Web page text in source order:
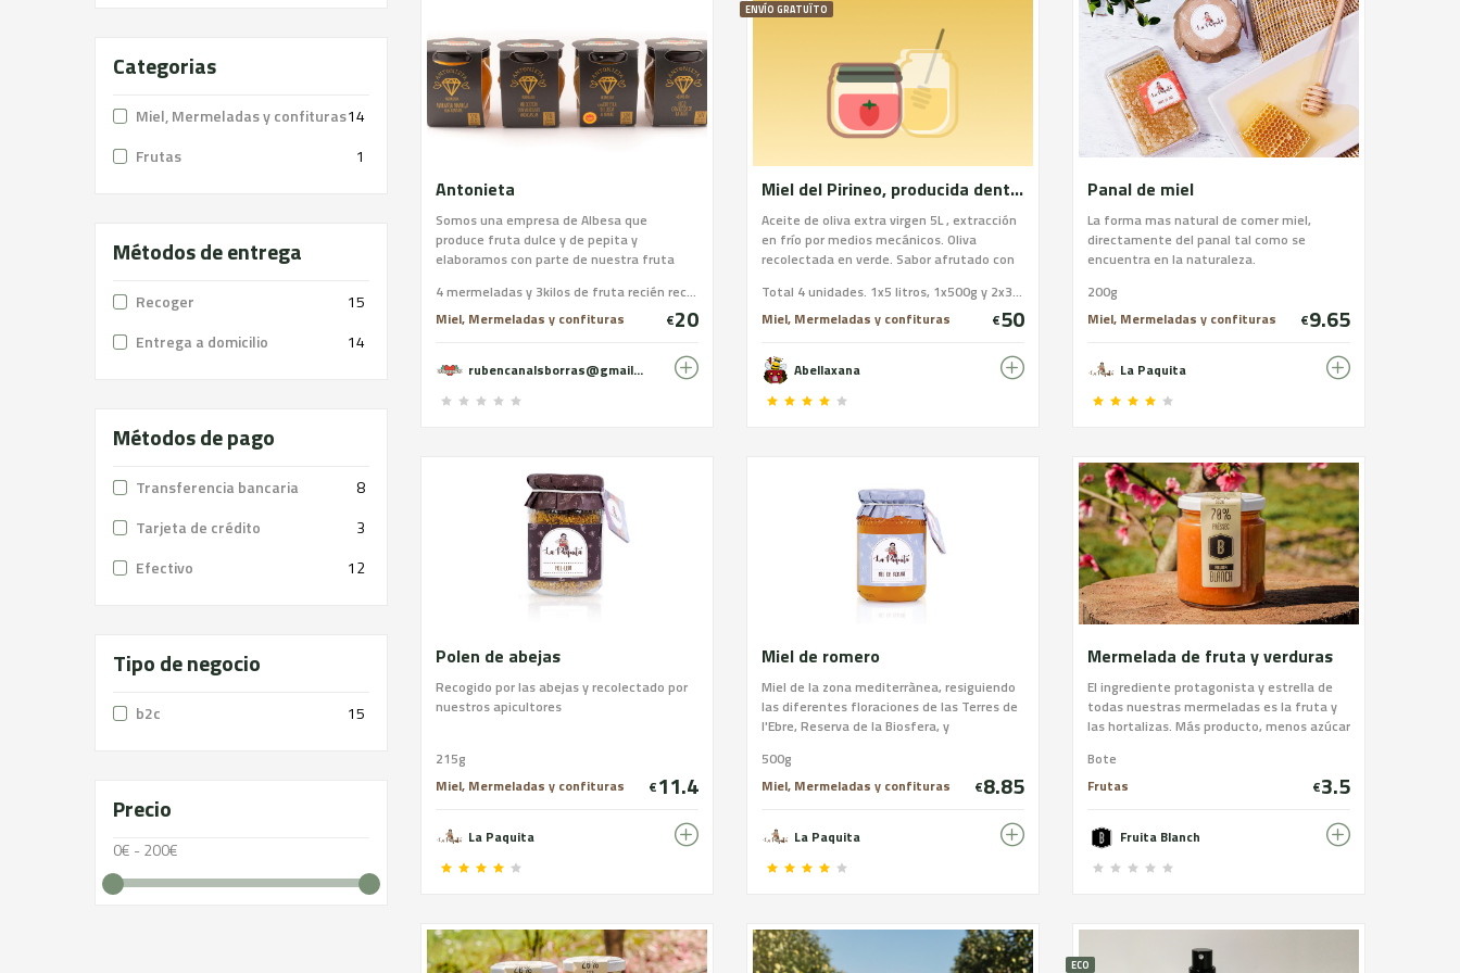
Antonieta
Somos una empresa de Albesa que
produce fruta dulce y de pepita y
elaboramos con parte de nuestra fruta
añadidos.
4 mermeladas y 3kilos de fruta recién recogida del arbol
Miel, Mermeladas y confituras
€20
rubencanalsborras@gmail.com
ENVÍO GRATUÏTO
Miel del Pirineo, producida dentro del Parque Natural del Alto pirineo y Aceite de oliva extra virgen, producido dentro de la Reserva de la Biosfera Tierras del Ebro.
Aceite de oliva extra virgen 5L , extracción
en frío por medios mecánicos. Oliva
recolectada en verde. Sabor afrutado con
tomar tanto en crudo como para cocinar,
una de sus peculiaridades es que al
necesitas menos cantidad para cocinar.
Miel 500g Alta montaña, 350g Rododendro
y 350g Biércol. Más información respecto a
Total 4 unidades. 1x5 litros, 1x500g y 2x350gr
Miel, Mermeladas y confituras
€50
Abellaxana
Panal de miel
La forma mas natural de comer miel,
directamente del panal tal como se
encuentra en la naturaleza.
200g
Miel, Mermeladas y confituras
€9.65
La Paquita
Polen de abejas
Recogido por las abejas y recolectado por
nuestros apicultores
215g
Miel, Mermeladas y confituras
€11.4
La Paquita
Miel de romero
Miel de la zona mediterrànea, resiguiendo
las diferentes floraciones de las Terres de
l'Ebre, Reserva de la Biosfera, y
producen La Paquita consiguen fabricar
una miel de exquisita calidad.
500g
Miel, Mermeladas y confituras
€8.85
La Paquita
Mermelada de fruta y verduras
El ingrediente protagonista y estrella de
todas nuestras mermeladas es la fruta y
las hortalizas. Más producto, menos azúcar
producto que más te guste: melocotón,
manzana, pera, naranja, albaricoque,
membrillo, higo, fresa, pimiento, tomate.
Bote
Frutas
€3.5
Fruita Blanch
ECO
Categorias
Miel, Mermeladas y confituras14
Frutas
1
Métodos de entrega
Recoger
15
Entrega a domicilio
14
Métodos de pago
Transferencia bancaria
8
Tarjeta de crédito
3
Efectivo
12
Tipo de negocio
b2c 15
Precio
0€ - 200€